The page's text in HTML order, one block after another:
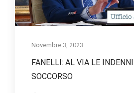
Novembre 3, 2023
FANELLI: AL VIA LE
SOCCORSO